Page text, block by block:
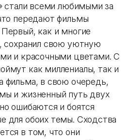
стали всеми любимыми за
передают фильмы
как и многие
сохранил свою уютную
и красочными цветами. С
как миллениалы, так и
фильма, в свою очередь,
и жизненный путь двух
ошибаются и боятся
для обоих темы. Сходства
в том, что они